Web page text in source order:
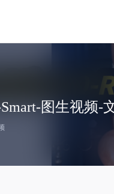
图生视频-